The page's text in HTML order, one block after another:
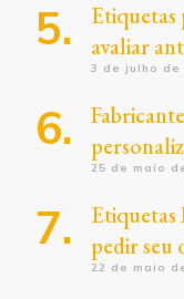
Etiquetas
avaliar
3 de julho de
25 de maio
Etiquetas
pedir seu
22 de maio